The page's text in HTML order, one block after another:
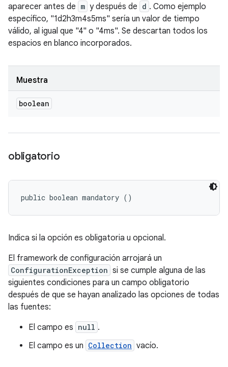
aparecer antes de m y después de d . Como ejemplo
específico, "1d2h3m4s5ms" sería un valor de tiempo
válido, al igual que "4" o "4ms". Se descartan todos los
espacios en blanco incorporados.
Muestra
boolean
obligatorio
public boolean mandatory ()
Indica si la opción es obligatoria u opcional.
El framework de configuración arrojará un
ConfigurationException si se cumple alguna de las
siguientes condiciones para un campo obligatorio
después de que se hayan analizado las opciones de todas
las fuentes:
El campo es null .
El campo es un Collection vacío.